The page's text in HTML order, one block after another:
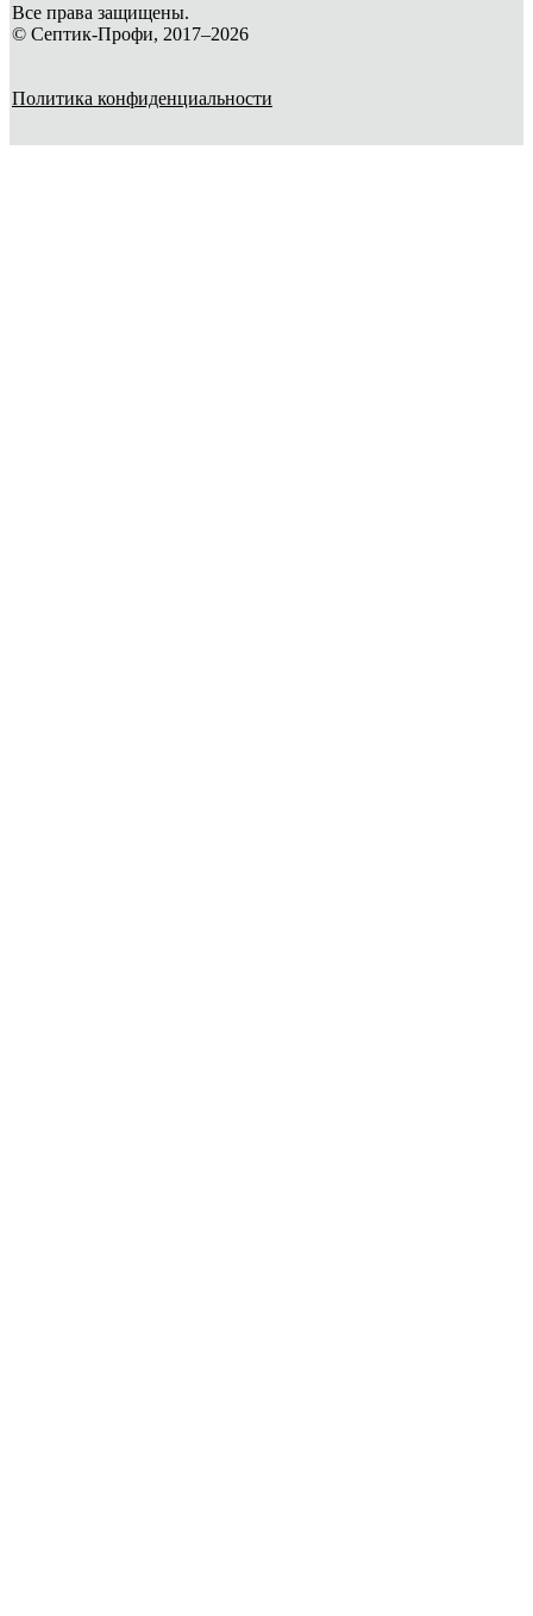
Все права защищены.
© Септик-Профи, 2017–2026
Политика конфиденциальности